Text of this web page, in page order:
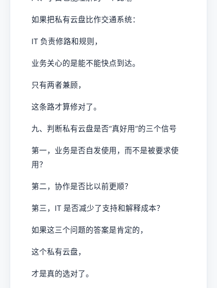
如果把私有云盘比作交通系统：
IT 负责修路和规则，
业务关心的是能不能快点到达。
只有两者兼顾，
这条路才算修对了。
九、判断私有云盘是否“真好用”的三个信号
第一，业务是否自发使用，而不是被要求使
用？
第二，协作是否比以前更顺？
第三，IT 是否减少了支持和解释成本？
如果这三个问题的答案是肯定的，
这个私有云盘，
才是真的选对了。